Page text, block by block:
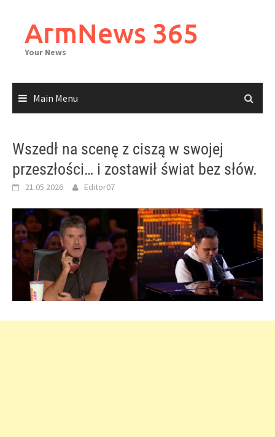
contentArmNews 365
Your News
Main Menu
Wszedł na scenę z ciszą w swojej
przeszłości… i zostawił świat bez słów.
21.05.2026 Editor07